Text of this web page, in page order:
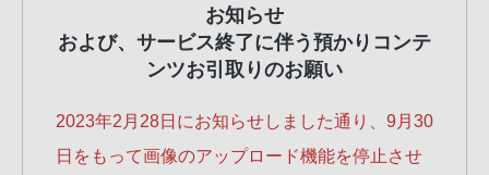
お知らせ
および、サービス終了に伴う預かりコンテ
ンツお引取りのお願い
2023年2月28日にお知らせしました通り、9月30
日をもって画像のアップロード機能を停止させ